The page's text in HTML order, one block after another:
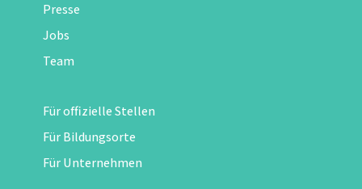
Presse
Jobs
Team
Für offizielle Stellen
Für Bildungsorte
Für Unternehmen